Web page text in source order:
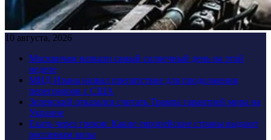
10 августа, 2026
Москвичам назвали самый солнечный день на этой
неделе
МИД Ирана назвал препятствие для продолжения
переговоров с США
Зеленский отказался считать Трампа гарантией мира на
Украине
Ехать через греков: Какие европейские страны выдают
россиянам визы